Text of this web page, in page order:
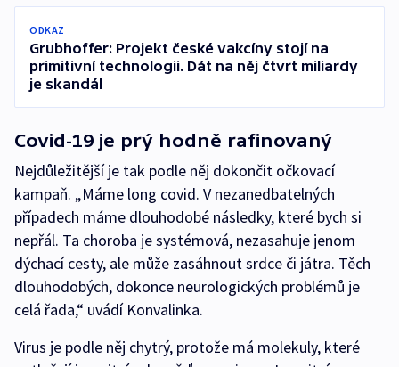
ODKAZ
Grubhoffer: Projekt české vakcíny stojí na
primitivní technologii. Dát na něj čtvrt miliardy
je skandál
Covid-19 je prý hodně rafinovaný
Nejdůležitější je tak podle něj dokončit očkovací
kampaň. „Máme long covid. V nezanedbatelných
případech máme dlouhodobé následky, které bych si
nepřál. Ta choroba je systémová, nezasahuje jenom
dýchací cesty, ale může zasáhnout srdce či játra. Těch
dlouhodobých, dokonce neurologických problémů je
celá řada,“ uvádí Konvalinka.
Virus je podle něj chytrý, protože má molekuly, které